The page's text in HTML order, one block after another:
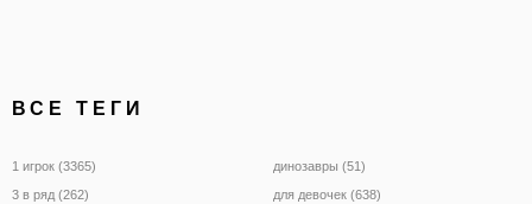
ВСЕ ТЕГИ
1 игрок (3365)
3 в ряд (262)
динозавры (51)
для девочек (638)